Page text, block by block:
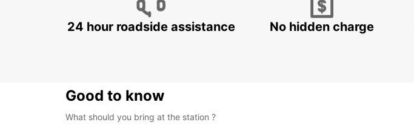
24 hour roadside assistance No hidden charge
Good to know
What should you bring at the station ?